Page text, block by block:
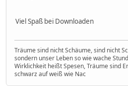
Viel Spaß bei Downloaden
Träume sind nicht Schäume, sind nicht
sondern unser Leben so wie wache
Wirklichkeit heißt Spesen, Träume sind
schwarz auf weiß wie Nac